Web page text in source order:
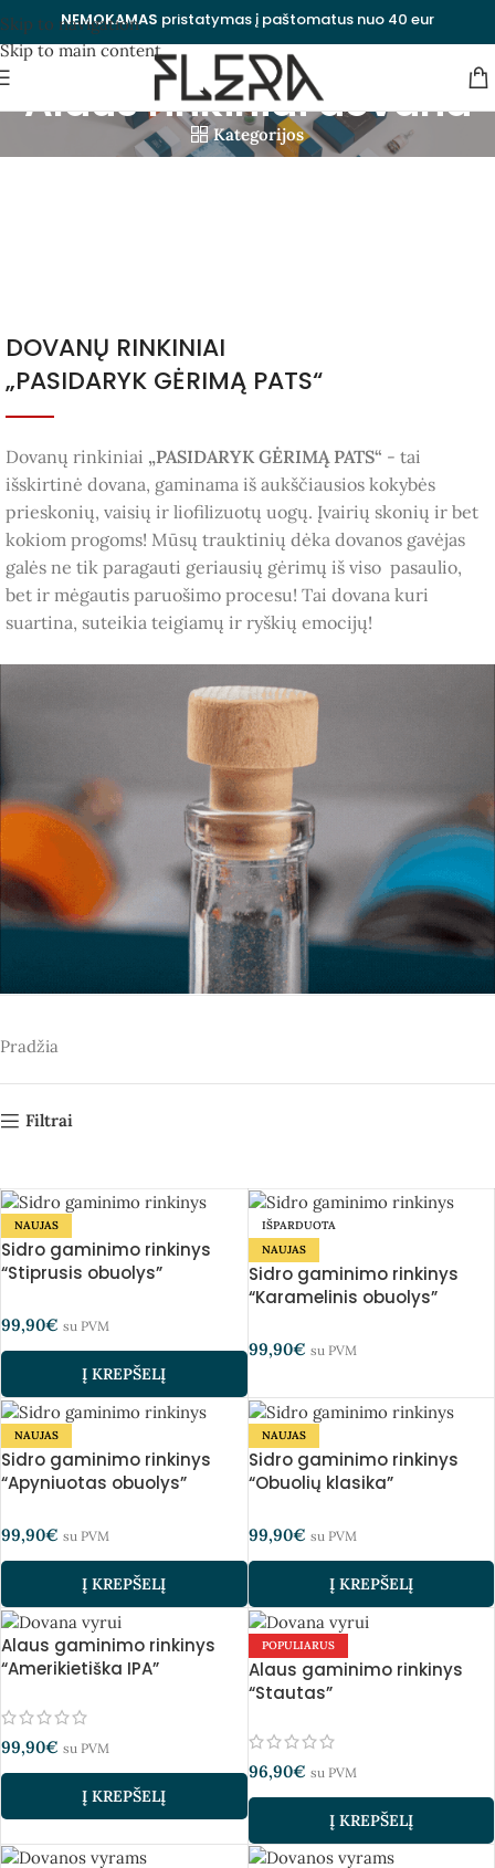
Skip to navigation
Skip to main content
NEMOKAMAS pristatymas į paštomatus nuo 40 eur
Alaus rinkiniai dovana
Kategorijos
DOVANŲ RINKINIAI
„PASIDARYK GĖRIMĄ PATS“
Dovanų rinkiniai „PASIDARYK GĖRIMĄ PATS“ - tai
išskirtinė dovana, gaminama iš aukščiausios kokybės
prieskonių, vaisių ir liofilizuotų uogų. Įvairių skonių ir bet
kokiom progoms! Mūsų trauktinių dėka dovanos gavėjas
galės ne tik paragauti geriausių gėrimų iš viso pasaulio,
bet ir mėgautis paruošimo procesu! Tai dovana kuri
suartina, suteikia teigiamų ir ryškių emocijų!
Pradžia
Filtrai
NAUJAS
Sidro gaminimo rinkinys
“Stiprusis obuolys”
99,90€ su PVM
Į KREPŠELĮ
IŠPARDUOTA
NAUJAS
Sidro gaminimo rinkinys
“Karamelinis obuolys”
99,90€ su PVM
NAUJAS
Sidro gaminimo rinkinys
“Apyniuotas obuolys”
99,90€ su PVM
Į KREPŠELĮ
NAUJAS
Sidro gaminimo rinkinys
“Obuolių klasika”
99,90€ su PVM
Į KREPŠELĮ
Alaus gaminimo rinkinys
“Amerikietiška IPA”
99,90€ su PVM
Į KREPŠELĮ
POPULIARUS
Alaus gaminimo rinkinys
“Stautas”
96,90€ su PVM
Į KREPŠELĮ